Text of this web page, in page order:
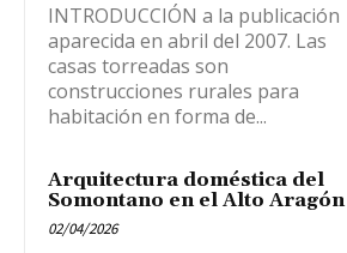
INTRODUCCIÓN a la publicación
aparecida en abril del 2007. Las
casas torreadas son
construcciones rurales para
habitación en forma de...
Arquitectura doméstica del
Somontano en el Alto Aragón
02/04/2026